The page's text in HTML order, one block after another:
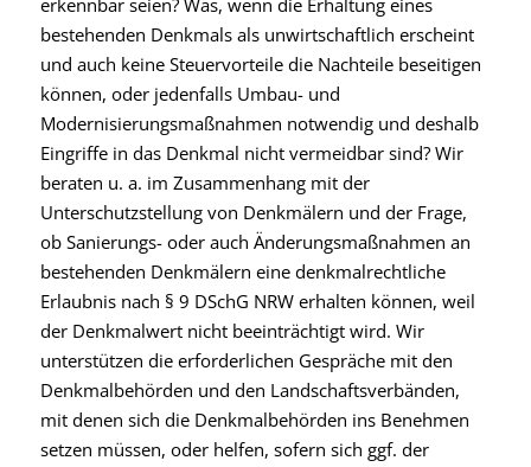
erkennbar seien? Was, wenn die Erhaltung eines
bestehenden Denkmals als unwirtschaftlich erscheint
und auch keine Steuervorteile die Nachteile beseitigen
können, oder jedenfalls Umbau- und
Modernisierungsmaßnahmen notwendig und deshalb
Eingriffe in das Denkmal nicht vermeidbar sind? Wir
beraten u. a. im Zusammenhang mit der
Unterschutzstellung von Denkmälern und der Frage,
ob Sanierungs- oder auch Änderungsmaßnahmen an
bestehenden Denkmälern eine denkmalrechtliche
Erlaubnis nach § 9 DSchG NRW erhalten können, weil
der Denkmalwert nicht beeinträchtigt wird. Wir
unterstützen die erforderlichen Gespräche mit den
Denkmalbehörden und den Landschaftsverbänden,
mit denen sich die Denkmalbehörden ins Benehmen
setzen müssen, oder helfen, sofern sich ggf. der